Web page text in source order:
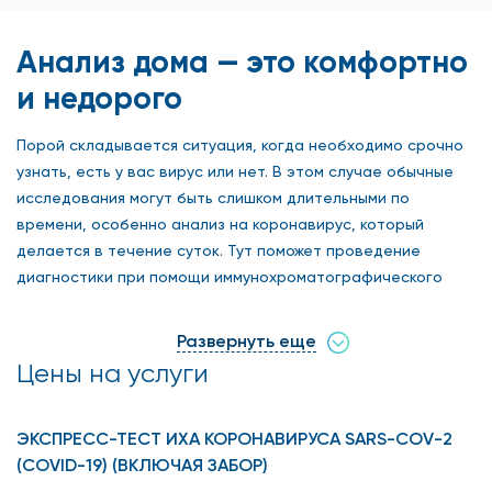
Анализ дома — это комфортно
и недорого
Порой складывается ситуация, когда необходимо срочно
узнать, есть у вас вирус или нет. В этом случае обычные
исследования могут быть слишком длительными по
времени, особенно анализ на коронавирус, который
делается в течение суток. Тут поможет проведение
диагностики при помощи иммунохроматографического
определить возбудителя заболевания. На основе этого
метода делаются не только тесты для определения
коронавируса, также на нем основаны экспресс-тесты на
В сети клиник «Столица» в Москве можно сделать анализ
на коронавирус методом ИХА на дому по выгодной цене.
Развернуть еще
Цены на услуги
ЭКСПРЕСС-ТЕСТ ИХА КОРОНАВИРУСА SARS-COV-2
(COVID-19) (ВКЛЮЧАЯ ЗАБОР)